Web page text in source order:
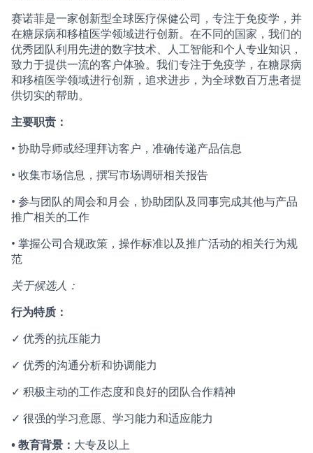
赛诺菲是一家创新型全球医疗保健公司，专注于免疫学，并
在糖尿病和移植医学领域进行创新。在不同的国家，我们的
优秀团队利用先进的数字技术、人工智能和个人专业知识，
致力于提供一流的客户体验。我们专注于免疫学，在糖尿病
和移植医学领域进行创新，追求进步，为全球数百万患者提
供切实的帮助。
主要职责：
• 协助导师或经理拜访客户，准确传递产品信息
• 收集市场信息，撰写市场调研相关报告
• 参与团队的周会和月会，协助团队及同事完成其他与产品
推广相关的工作
• 掌握公司合规政策，操作标准以及推广活动的相关行为规
范
关于候选人：
行为特质：
✓ 优秀的抗压能力
✓ 优秀的沟通分析和协调能力
✓ 积极主动的工作态度和良好的团队合作精神
✓ 很强的学习意愿、学习能力和适应能力
• 教育背景： 大专及以上